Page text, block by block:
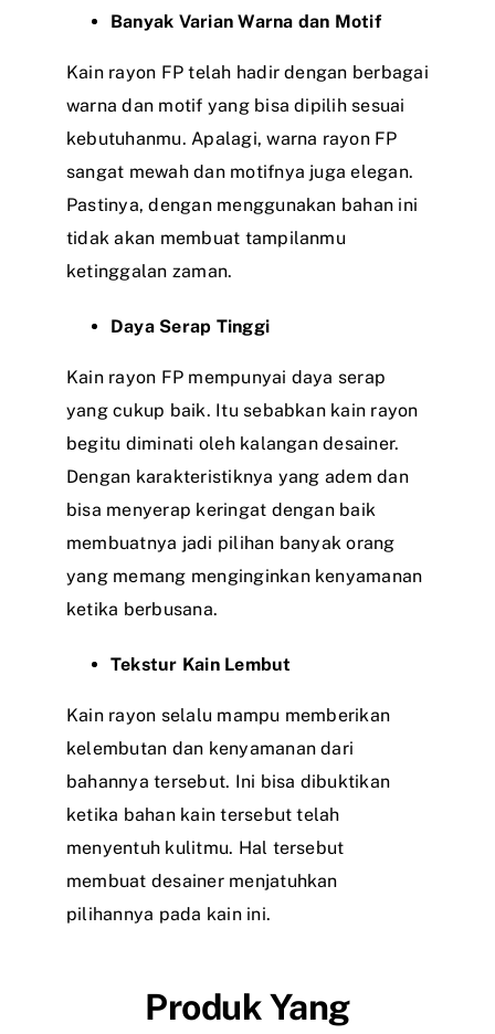
Banyak Varian Warna dan Motif
Kain rayon FP telah hadir dengan berbagai
warna dan motif yang bisa dipilih sesuai
kebutuhanmu. Apalagi, warna rayon FP
sangat mewah dan motifnya juga elegan.
Pastinya, dengan menggunakan bahan ini
tidak akan membuat tampilanmu
ketinggalan zaman.
Daya Serap Tinggi
Kain rayon FP mempunyai daya serap
yang cukup baik. Itu sebabkan kain rayon
begitu diminati oleh kalangan desainer.
Dengan karakteristiknya yang adem dan
bisa menyerap keringat dengan baik
membuatnya jadi pilihan banyak orang
yang memang menginginkan kenyamanan
ketika berbusana.
Tekstur Kain Lembut
Kain rayon selalu mampu memberikan
kelembutan dan kenyamanan dari
bahannya tersebut. Ini bisa dibuktikan
ketika bahan kain tersebut telah
menyentuh kulitmu. Hal tersebut
membuat desainer menjatuhkan
pilihannya pada kain ini.
Produk Yang